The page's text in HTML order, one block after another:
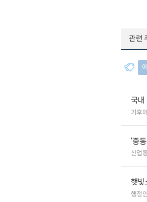
관련
국내
기후
‘중
산업
햇빛
행정